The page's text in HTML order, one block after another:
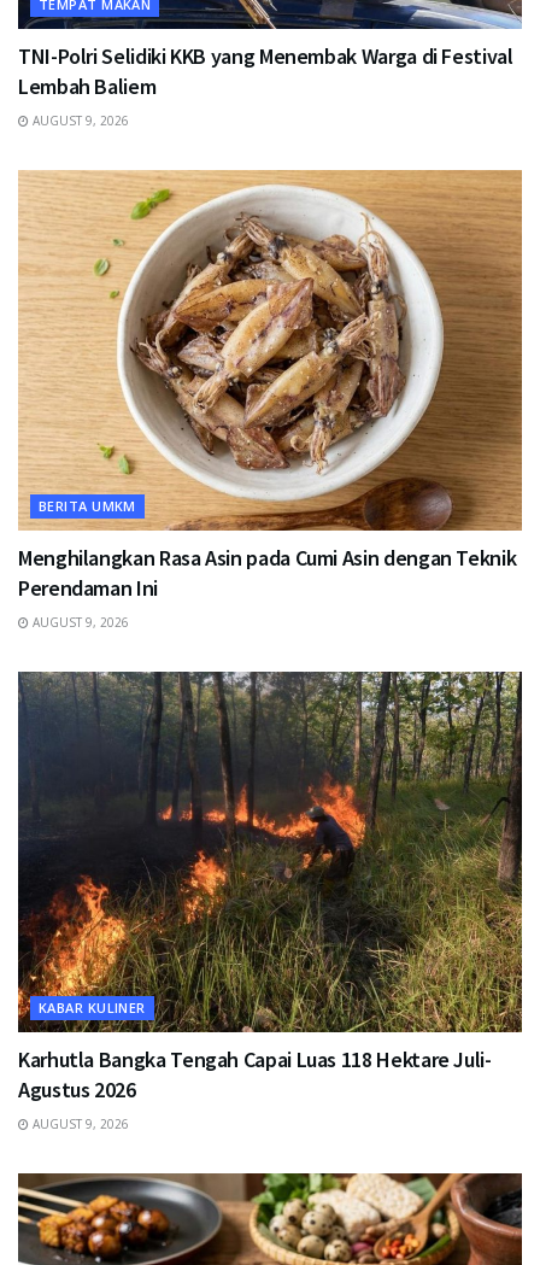
TEMPAT MAKAN
TNI-Polri Selidiki KKB yang Menembak Warga di Festival
Lembah Baliem
AUGUST 9, 2026
BERITA UMKM
Menghilangkan Rasa Asin pada Cumi Asin dengan Teknik
Perendaman Ini
AUGUST 9, 2026
KABAR KULINER
Karhutla Bangka Tengah Capai Luas 118 Hektare Juli-
Agustus 2026
AUGUST 9, 2026